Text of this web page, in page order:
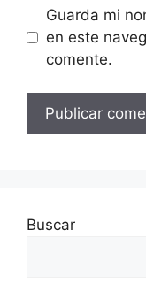
Guarda mi
en este
comente.
Buscar